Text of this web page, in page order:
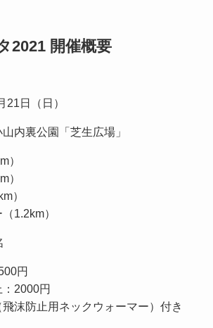
2021 開催概要
21日（日）
内裏公園「芝生広場」
）
）
）
1.2km）
円
2000円
沫防止用ネックウォーマー）付き